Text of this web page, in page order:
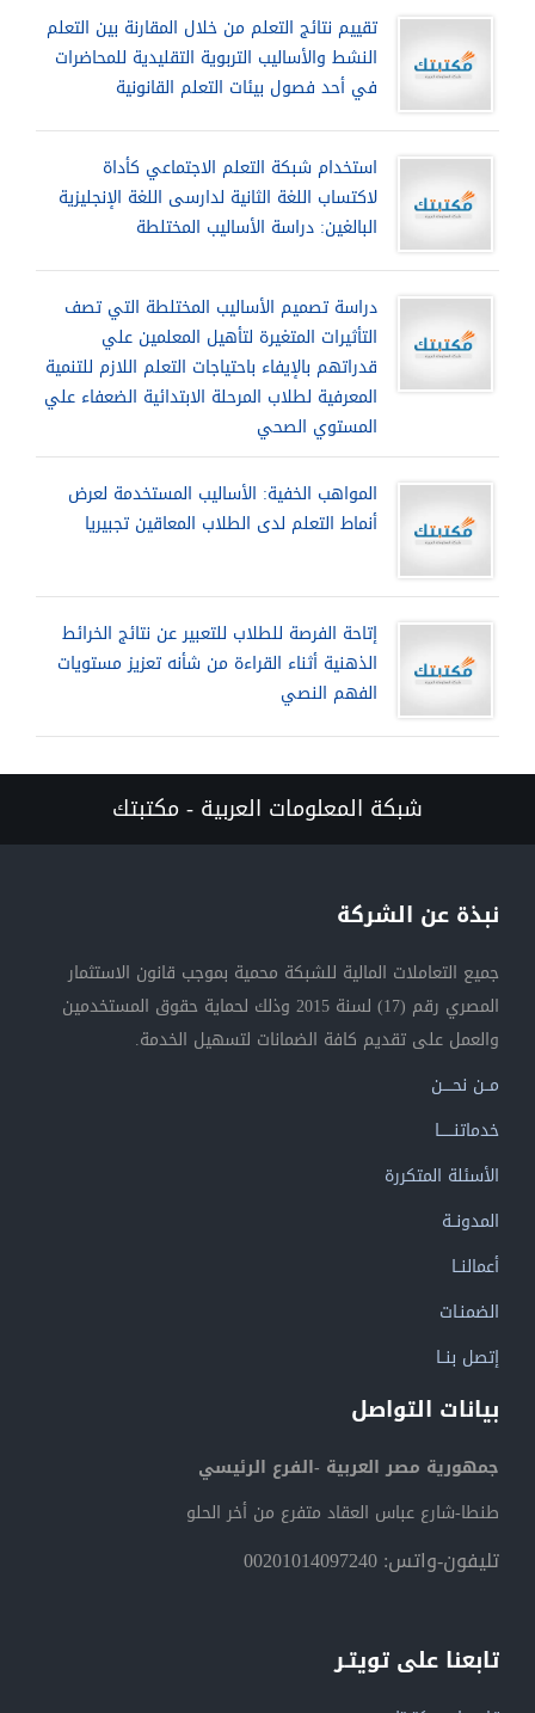
تقييم نتائج التعلم من خلال المقارنة بين التعلم
النشط والأساليب التربوية التقليدية للمحاضرات
في أحد فصول بيئات التعلم القانونية
استخدام شبكة التعلم الاجتماعي كأداة
لاكتساب اللغة الثانية لدارسى اللغة الإنجليزية
البالغين: دراسة الأساليب المختلطة
دراسة تصميم الأساليب المختلطة التي تصف
التأثيرات المتغيرة لتأهيل المعلمين علي
قدراتهم بالإيفاء باحتياجات التعلم اللازم للتنمية
المعرفية لطلاب المرحلة الابتدائية الضعفاء علي
المستوي الصحي
المواهب الخفية: الأساليب المستخدمة لعرض
أنماط التعلم لدى الطلاب المعاقين تجبيريا
إتاحة الفرصة للطلاب للتعبير عن نتائج الخرائط
الذهنية أثناء القراءة من شأنه تعزيز مستويات
الفهم النصي
شبكة المعلومات العربية - مكتبتك
نبذة عن الشركة
جميع التعاملات المالية للشبكة محمية بموجب قانون الاستثمار
المصري رقم (17) لسنة 2015 وذلك لحماية حقوق المستخدمين
والعمل على تقديم كافة الضمانات لتسهيل الخدمة.
مــن نحــــن
خدماتنــــــا
الأسئلة المتكررة
المدونــة
أعمالنــا
الضمنـات
إتصل بنــا
بيانات التواصل
جمهورية مصر العربية -الفرع الرئيسي
طنطا-شارع عباس العقاد متفرع من أخر الحلو
تليفون-واتس: 00201014097240
تابعنا على تويتـر